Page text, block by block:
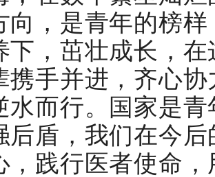
向，是青年的榜
下，茁壮成长，
携手并进，齐心
水而行。国家是
后盾，我们在今
，践行医者使命